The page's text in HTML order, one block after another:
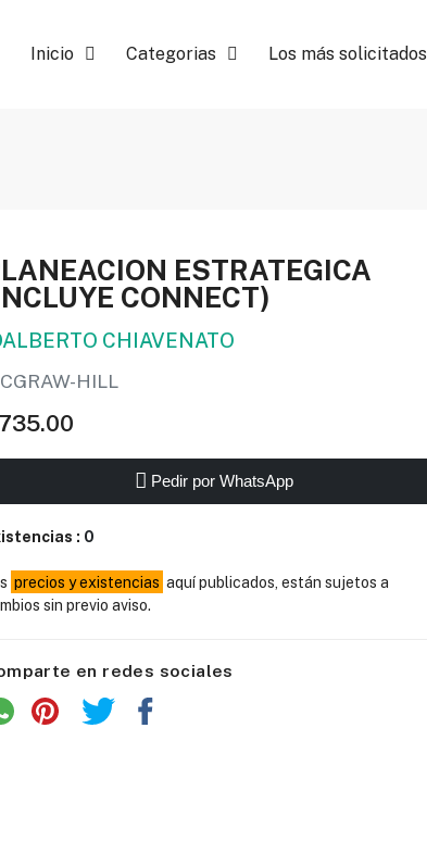
Inicio Categorias Los más solicitados
ESTRATEGICA
CONNECT)
CHIAVENATO
HILL
Pedir por WhatsApp
: 0
precios y existencias aquí publicados, están sujetos a
sin previo aviso.
en redes sociales